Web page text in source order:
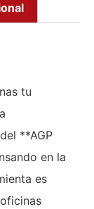
tu
**AGP
en la
es